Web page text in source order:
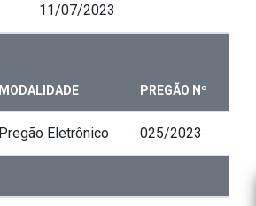
11/07/2023
MODALIDADE PREGÃO Nº
Pregão Eletrônico 025/2023